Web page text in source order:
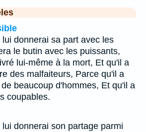
donnerai sa part avec les
le butin avec les puissants,
lui-même à la mort, Et qu'il a
des malfaiteurs, Parce qu'il a
beaucoup d'hommes, Et qu'il a
coupables.
donnerai son partage parmi